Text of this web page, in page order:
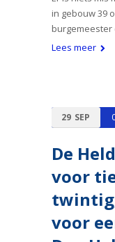
in gebouw 39
Lees meer
29 SEP
De
voor
voor